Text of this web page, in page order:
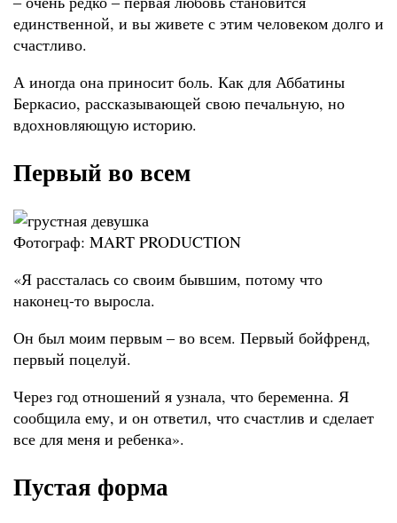
единственной, и вы живете с этим человеком долго и
счастливо.
А иногда она приносит боль. Как для Аббатины
Беркасио, рассказывающей свою печальную, но
вдохновляющую историю.
Первый во всем
Фотограф: MART PRODUCTION
«Я рассталась со своим бывшим, потому что
наконец-то выросла.
Он был моим первым ‒ во всем. Первый бойфренд,
первый поцелуй.
Через год отношений я узнала, что беременна. Я
сообщила ему, и он ответил, что счастлив и сделает
все для меня и ребенка».
Пустая форма